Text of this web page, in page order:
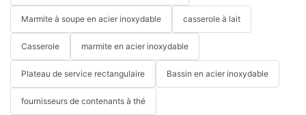
Marmite à soupe en acier inoxydable casserole à lait
Casserole marmite en acier inoxydable
Plateau de service rectangulaire Bassin en acier inoxydable
fournisseurs de contenants à thé